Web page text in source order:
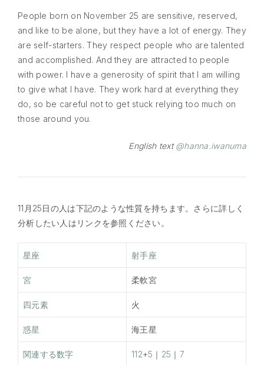
People born on November 25 are sensitive, reserved,
and like to be alone, but they have a lot of energy. They
are self-starters. They respect people who are talented
and accomplished. And they are attracted to people
with power. I have a generosity of spirit that I am willing
to give what I have. They work hard at everything they
do, so be careful not to get stuck relying too much on
those around you.
English text@hanna.iwanuma
11月25日の人は下記のような性質を持ちます。さらに詳しく
分析したい人はリンクを参照ください。
星座 射手座
宮 柔軟宮
四元素 火
惑星 海王星
関連する数字 112+5 ｜ 25 ｜ 7